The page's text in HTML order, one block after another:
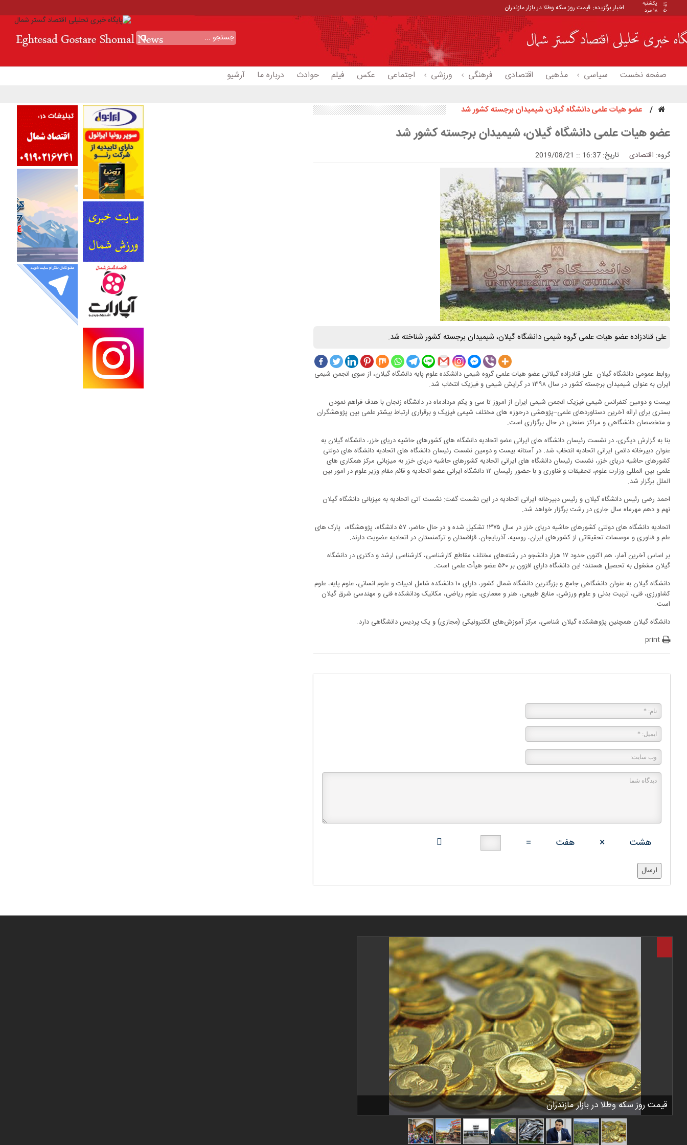
۱۴۰۵
یکشنبه
۱۸ مرد
اخبار برگزیده: قیمت روز سکه وطلا در بازار مازندران
صفحه نخست سیاسی مذهبی اقتصادی فرهنگی ورزشی اجتماعی عکس فیلم حوادث درباره ما آرشیو
عضو هیات علمی دانشگاه گیلان، شیمیدان برجسته کشور شد
عضو هیات علمی دانشگاه گیلان، شیمیدان برجسته کشور شد
گروه: اقتصادی تاریخ: 16:37 :: 2019/08/21
علی قنادزاده عضو هیات علمی گروه شیمی دانشگاه گیلان، شیمیدان برجسته کشور شناخته شد.
روابط عمومی دانشگاه گیلان علی قنادزاده گیلانی عضو هیات علمی گروه شیمی دانشکده علوم پایه دانشگاه گیلان، از سوی انجمن شیمی
ایران به عنوان شیمیدان برجسته کشور در سال ۱۳۹۸ در گرایش شیمی و فیزیک انتخاب شد.
بیست و دومین کنفرانس شیمی فیزیک انجمن شیمی ایران از امروز تا سی و یکم مردادماه در دانشگاه زنجان با هدف فراهم نمودن
بستری برای ارائه آخرین دستاوردهای علمی–پژوهشی درحوزه های مختلف شیمی فیزیک و برقراری ارتباط بیشتر علمی بین پژوهشگران
و متخصصان دانشگاهی و مراکز صنعتی در حال برگزاری است.
بنا به گزارش دیگری، در نشست رئیسان دانشگاه های ایرانی عضو اتحادیه دانشگاه های کشورهای حاشیه دریای خزر، دانشگاه گیلان به
عنوان دبیرخانه دائمی ایرانی اتحادیه انتخاب شد. در آستانه بیست و دومین نشست رئیسان دانشگاه های اتحادیه دانشگاه های دولتی
کشورهای حاشیه دریای خزر، نشست رئیسان دانشگاه های ایرانی اتحادیه کشورهای حاشیه دریای خزر به میزبانی مرکز همکاری های
علمی بین المللی وزارت علوم، تحقیقات و فناوری و با حضور رئیسان ۱۲ دانشگاه ایرانی عضو اتحادیه و قائم مقام وزیر علوم در امور بین
الملل برگزار شد.
احمد رضی رئیس دانشگاه گیلان و رئیس دبیرخانه ایرانی اتحادیه در این نشست گفت: نشست آتی اتحادیه به میزبانی دانشگاه گیلان
نهم و دهم مهرماه سال جاری در رشت برگزار خواهد شد.
اتحادیه دانشگاه های دولتی کشورهای حاشیه دریای خزر در سال ۱۳۷۵ تشکیل شده و در حال حاضر، ۵۷ دانشگاه، پژوهشگاه، پارک های
علم و فناوری و موسسات تحقیقاتی از کشورهای ایران، روسیه، آذربایجان، قزاقستان و ترکمنستان در اتحادیه عضویت دارند.
بر اساس آخرین آمار، هم اکنون حدود ۱۷ هزار دانشجو در رشته‌های مختلف مقاطع کارشناسی، کارشناسی ارشد و دکتری در دانشگاه
گیلان مشغول به تحصیل هستند؛ این دانشگاه دارای افزون بر ۵۶۰ عضو هیأت علمی است.
دانشگاه گیلان به عنوان دانشگاهی جامع و بزرگترین دانشگاه شمال کشور، دارای ۱۰ دانشکده شامل ادبیات و علوم انسانی، علوم پایه، علوم
کشاورزی، فنی، تربیت بدنی و علوم ورزشی، منابع طبیعی، هنر و معماری، علوم ریاضی، مکانیک ودانشکده فنی و مهندسی شرق گیلان
است.
دانشگاه گیلان همچنین پژوهشکده گیلان شناسی، مرکز آموزش‌های الکترونیکی (مجازی) و یک پردیس دانشگاهی دارد.
print
هشت × هفت =
ارسال
قیمت روز سکه وطلا در بازار مازندران